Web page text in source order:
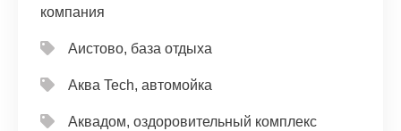
компания
Аистово, база отдыха
Аква Tech, автомойка
Аквадом, оздоровительный комплекс